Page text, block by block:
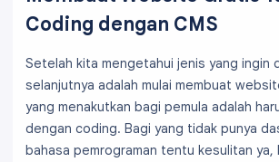
Coding dengan CMS
Setelah kita mengetahui jenis yang ingin
selanjutnya adalah mulai membuat
yang menakutkan bagi pemula adalah
dengan coding. Bagi yang tidak punya
bahasa pemrograman tentu kesulitan ya,